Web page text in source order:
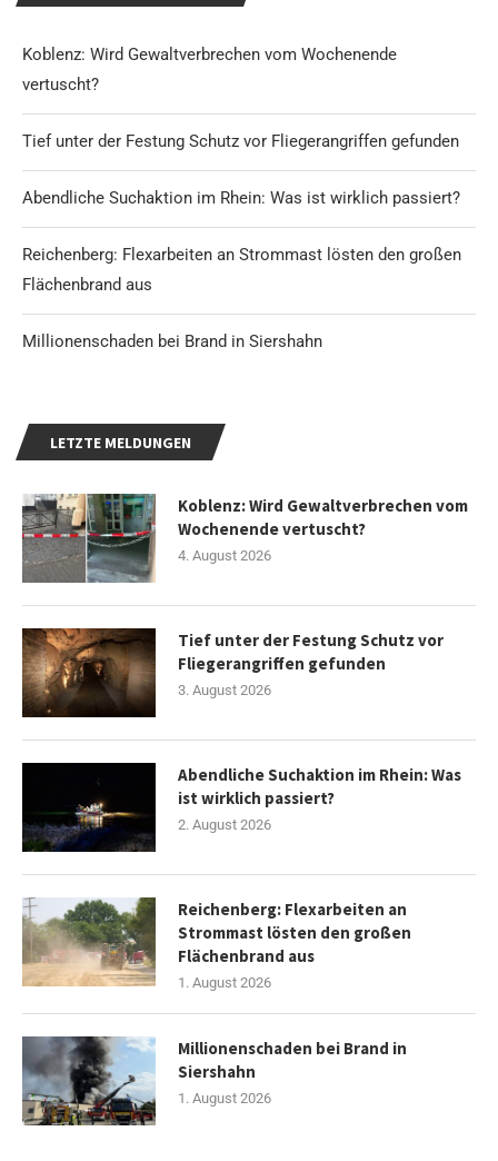
Koblenz: Wird Gewaltverbrechen vom Wochenende
vertuscht?
Tief unter der Festung Schutz vor Fliegerangriffen gefunden
Abendliche Suchaktion im Rhein: Was ist wirklich passiert?
Reichenberg: Flexarbeiten an Strommast lösten den großen
Flächenbrand aus
Millionenschaden bei Brand in Siershahn
LETZTE MELDUNGEN
Koblenz: Wird Gewaltverbrechen vom
Wochenende vertuscht?
4. August 2026
Tief unter der Festung Schutz vor
Fliegerangriffen gefunden
3. August 2026
Abendliche Suchaktion im Rhein: Was
ist wirklich passiert?
2. August 2026
Reichenberg: Flexarbeiten an
Strommast lösten den großen
Flächenbrand aus
1. August 2026
Millionenschaden bei Brand in
Siershahn
1. August 2026